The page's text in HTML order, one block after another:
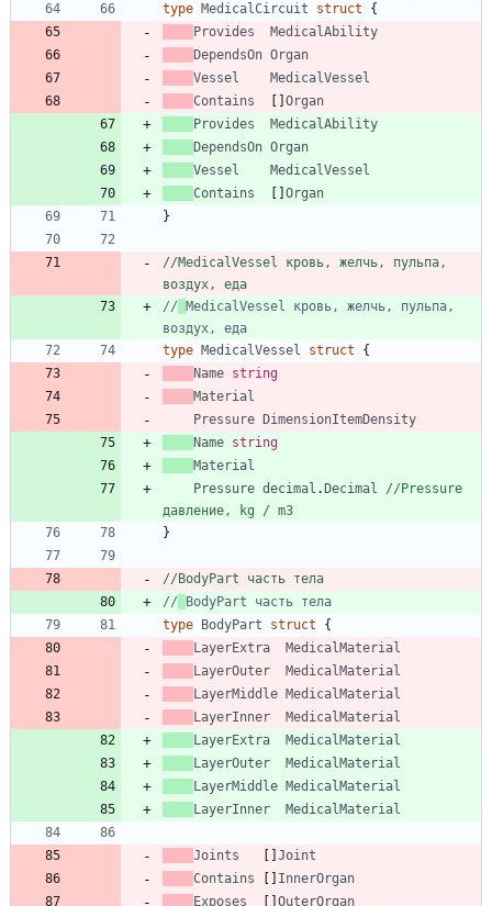
type MedicalCircuit struct
{
Provides
MedicalAbility
DependsOn Organ
Vessel
MedicalVessel
Contains
Organ
Provides
MedicalAbility
DependsOn Organ
Vessel
MedicalVessel
Contains
Organ
}
//MedicalVessel кровь, желчь, пульпа,
воздух, еда
//
MedicalVessel кровь, желчь, пульпа,
воздух, еда
type MedicalVessel struct
{
Name string
Material
Pressure
DimensionItemDensity
Name string
Material
Pressure decimal . Decimal
//Pressure
давление, kg / m3
}
//BodyPart часть тела
//
BodyPart часть тела
type
BodyPart struct
{
LayerExtra
MedicalMaterial
LayerOuter
MedicalMaterial
LayerMiddle MedicalMaterial
LayerInner
MedicalMaterial
LayerExtra
MedicalMaterial
LayerOuter
MedicalMaterial
LayerMiddle MedicalMaterial
LayerInner
MedicalMaterial
Joints
Joint
Contains
InnerOrgan
Exposes
OuterOrgan